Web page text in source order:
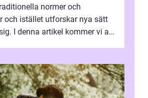
normer och
och istället utforskar nya sätt
I denna artikel kommer vi att